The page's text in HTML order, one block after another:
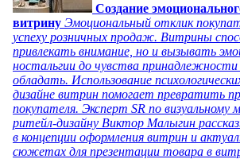
Создание
витрину Эмоциональный отклик
успеху розничных продаж. Витрины
привлекать внимание, но и вызывать
ностальгии до чувства
обладать. Использование
дизайне витрин помогает превратить
покупателя. Эксперт SR по визуальному
ритейл-дизайну Виктор Малыгин
в концепции оформления витрин и
сюжетах для презентации товара в